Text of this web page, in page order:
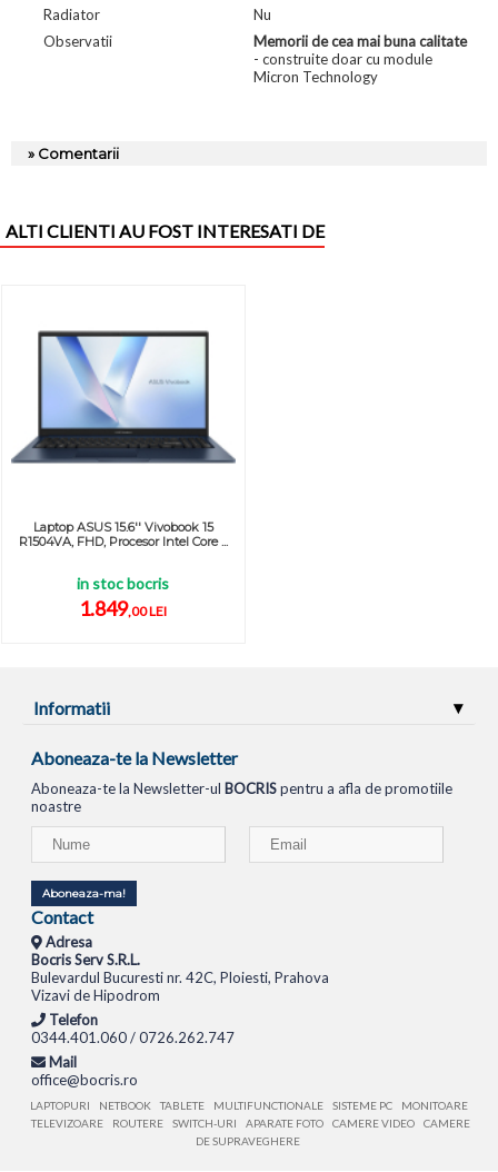
Radiator
Nu
Observatii
Memorii de cea mai buna calitate
- construite doar cu module
Micron Technology
» Comentarii
ALTI CLIENTI AU FOST INTERESATI DE
Laptop ASUS 15.6'' Vivobook 15
R1504VA, FHD, Procesor Intel Core ...
in stoc bocris
1.849,00 LEI
Informatii
Aboneaza-te la Newsletter
Aboneaza-te la Newsletter-ul BOCRISpentru a afla de promotiile
noastre
Aboneaza-ma!
Contact
Adresa
Bocris Serv S.R.L.
Bulevardul Bucuresti nr. 42C, Ploiesti, Prahova
Vizavi de Hipodrom
Telefon
0344.401.060 / 0726.262.747
Mail
office@bocris.ro
LAPTOPURI NETBOOK TABLETE MULTIFUNCTIONALE SISTEME PC
MONITOARE
TELEVIZOARE
ROUTERE SWITCH-URI APARATE FOTO CAMERE VIDEO
CAMERE
DE SUPRAVEGHERE